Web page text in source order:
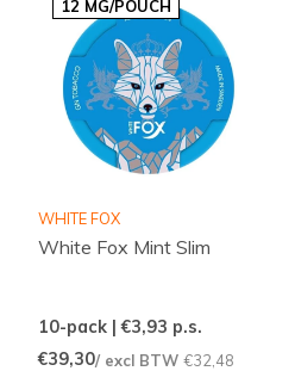
12 MG/POUCH
WHITE FOX
White Fox Mint Slim
10-pack | €3,93 p.s.
€39,30/ excl BTW €32,48